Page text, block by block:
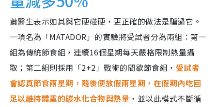
蕭醫生表示如其與它硬碰硬，更正確的做法是騙過它。
一項名為「MATADOR」的實驗將受試者分為兩組：第一
組為傳統節食組，連續16個星期每天嚴格限制熱量攝
取；第二組則採用「2+2」戰術的間歇節食組， 受試者
會認真節食兩星期，隨後便放假兩星期，在假期內吃回
足以維持體重的碳水化合物與熱量 ，並以此模式不斷循